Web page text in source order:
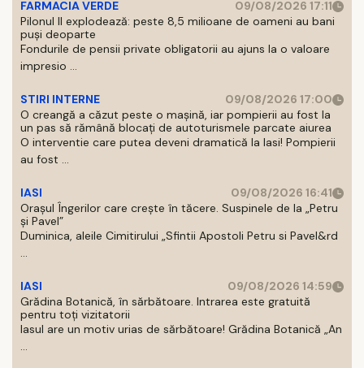
FARMACIA VERDE
09/08/2026 17:11
Pilonul II explodează: peste 8,5 milioane de oameni au bani
puși deoparte
Fondurile de pensii private obligatorii au ajuns la o valoare
impresio ...
STIRI INTERNE
09/08/2026 17:00
O creangă a căzut peste o mașină, iar pompierii au fost la
un pas să rămână blocați de autoturismele parcate aiurea
O interventie care putea deveni dramatică la Iasi! Pompierii
au fost ...
IASI
09/08/2026 16:41
Orașul Îngerilor care crește în tăcere. Suspinele de la „Petru
și Pavel”
Duminica, aleile Cimitirului „Sfintii Apostoli Petru si Pavel&rd
...
IASI
09/08/2026 14:59
Grădina Botanică, în sărbătoare. Intrarea este gratuită
pentru toți vizitatorii
Iasul are un motiv urias de sărbătoare! Grădina Botanică „An
...